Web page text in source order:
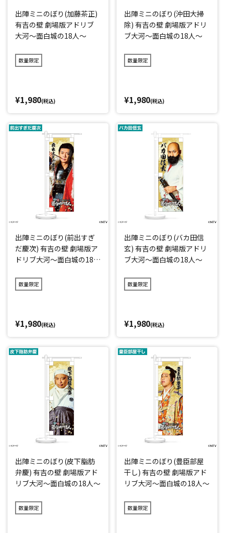
出陣ミニのぼり(加藤茶正)
有吉の壁 劇場版アドリブ
大河～面白城の18人～
数量限定
¥1,980(税込)
出陣ミニのぼり(沖田大掃
除) 有吉の壁 劇場版アドリ
ブ大河～面白城の18人～
数量限定
¥1,980(税込)
出陣ミニのぼり(前出すぎ
だ慶次) 有吉の壁 劇場版ア
ドリブ大河～面白城の18人
数量限定
¥1,980(税込)
出陣ミニのぼり(バカ田信
玄) 有吉の壁 劇場版アドリ
ブ大河～面白城の18人～
数量限定
¥1,980(税込)
出陣ミニのぼり(皮下脂肪
弁慶) 有吉の壁 劇場版アド
リブ大河～面白城の18人～
数量限定
出陣ミニのぼり(豊臣部屋
干し) 有吉の壁 劇場版アド
リブ大河～面白城の18人～
数量限定